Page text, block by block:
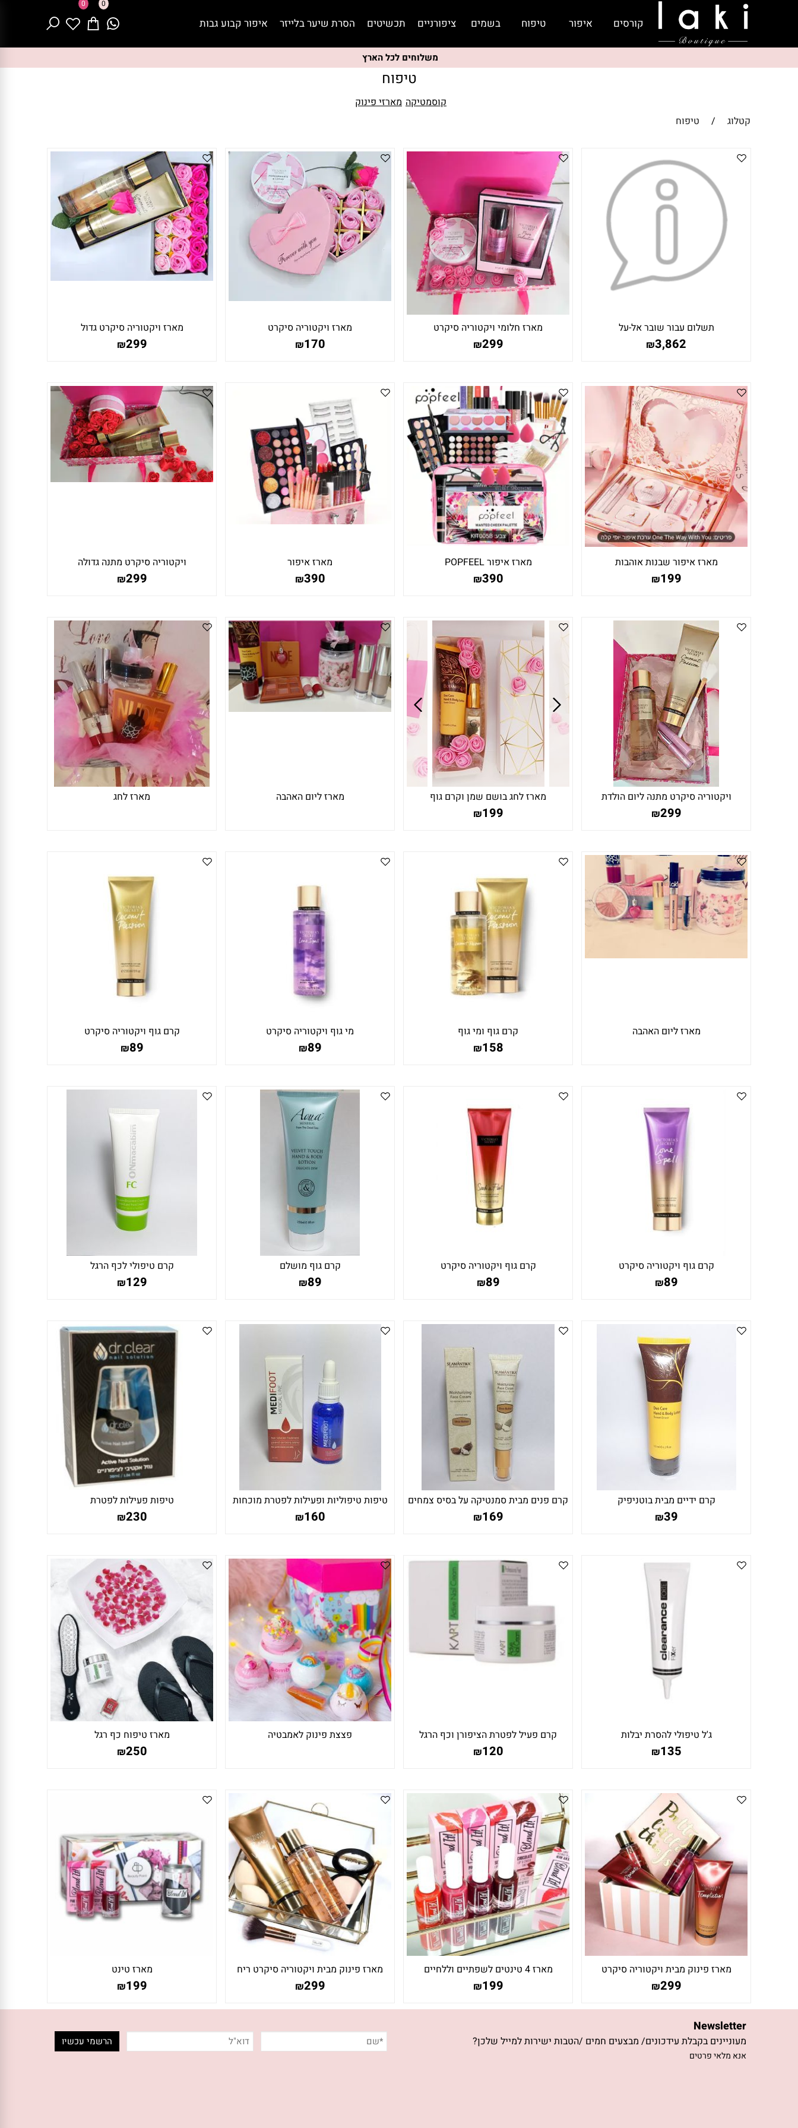
משלוחים לכל הארץ
0 0
קורסים איפור טיפוח בשמים ציפורניים תכשיטים הסרת שיער בלייזר איפור קבוע גבות
טיפוח
קוסמטיקה מארזי פינוק
קטלוג
/ טיפוח
תשלום עבור שובר אל-על
₪3,862
מארז חלומי ויקטוריה סיקרט
₪299
מארז ויקטוריה סיקרט
₪170
מארז ויקטוריה סיקרט גדול
₪299
מארז איפור שבנות אוהבות
₪199
מארז איפור POPFEEL
₪390
מארז איפור
₪390
ויקטוריה סיקרט מתנה גדולה
₪299
ויקטוריה סיקרט מתנה ליום הולדת
₪299
מארז לחג בושם שמן וקרם גוף
₪199
מארז ליום האהבה מארז לחג
מארז ליום האהבה
קרם גוף ומי גוף
₪158
מי גוף ויקטוריה סיקרט
₪89
קרם גוף ויקטוריה סיקרט
₪89
קרם גוף ויקטוריה סיקרט
₪89
קרם גוף ויקטוריה סיקרט
₪89
קרם גוף מושלם
₪89
קרם טיפולי לכף הרגל
₪129
קרם ידיים מבית בוטניפיק
₪39
קרם פנים מבית סמנטיקה על בסיס צמחים
₪169
טיפות טיפוליות ופעילות לפטרת מוכחות
בטיפול ציפורן ובמניעת פטרת
₪160
טיפות פעילות לפטרת
₪230
ג'ל טיפולי להסרת יבלות
₪135
קרם פעיל לפטרת הציפורן וכף הרגל
₪120
פצצת פינוק לאמבטיה
מארז טיפוח כף רגל
₪250
מארז פינוק מבית ויקטוריה סיקרט
₪299
מארז 4 טינטים לשפתיים וללחיים
₪199
מארז פינוק מבית ויקטוריה סיקרט ריח
ברה ונילה קרם גוף וספריי גוף
₪299
מארז טינט
₪199
Newsletter
מעוניינים בקבלת עידכונים/ מבצעים חמים /הטבות ישירות למייל שלכן?
אנא מלאי פרטים